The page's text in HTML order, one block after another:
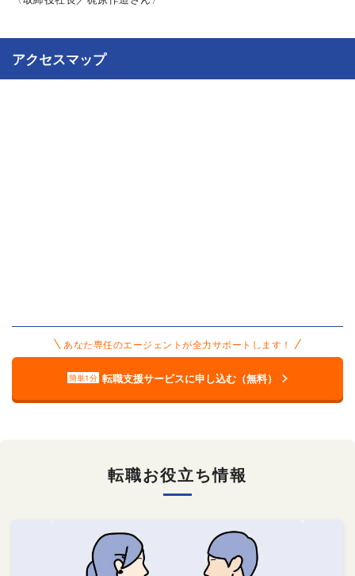
アクセスマップ
あなた専任のエージェントが全力サポートします！
簡単1分 転職支援サービスに申し込む（無料）
転職お役立ち情報